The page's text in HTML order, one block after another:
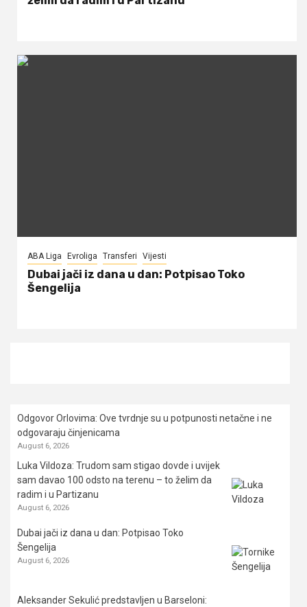
ABA Liga Evroliga Transferi Vijesti
Dubai jači iz dana u dan: Potpisao Toko
Šengelija
Odgovor Orlovima: ​Ove tvrdnje su u potpunosti netačne i ne
odgovaraju činjenicama
August 6, 2026
Luka Vildoza: Trudom sam stigao dovde i uvijek
sam davao 100 odsto na terenu – to želim da
radim i u Partizanu
August 6, 2026
Dubai jači iz dana u dan: Potpisao Toko
Šengelija
August 6, 2026
Aleksander Sekulić predstavljen u Barseloni: